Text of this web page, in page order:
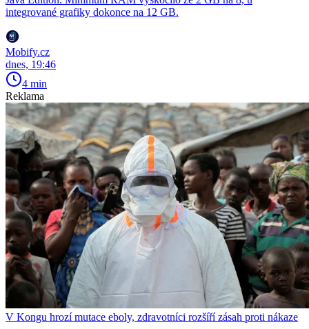
integrované grafiky dokonce na 12 GB.
Mobify.cz
dnes, 19:46
4 min
Reklama
V Kongu hrozí mutace eboly, zdravotníci rozšíří zásah proti nákaze